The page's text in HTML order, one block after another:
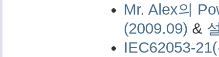
Mr. Alex의
(2009.09) &
IEC62053-